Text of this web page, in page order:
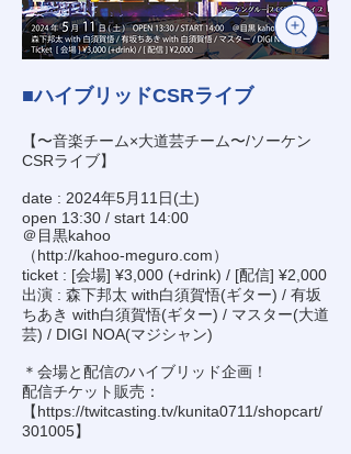
■ハイブリッドCSRライブ
【〜音楽チーム×大道芸チーム〜/ソーケン
CSRライブ】
date : 2024年5月11日(土)
open 13:30 / start 14:00
＠目黒kahoo
（http://kahoo-meguro.com）
ticket : [会場] ¥3,000 (+drink) / [配信] ¥2,000
出演 : 森下邦太 with白須賀悟(ギター) / 有坂
ちあき with白須賀悟(ギター) / マスター(大道
芸) / DIGI NOA(マジシャン)
＊会場と配信のハイブリッド企画！
配信チケット販売：
【https://twitcasting.tv/kunita0711/shopcart/
301005】